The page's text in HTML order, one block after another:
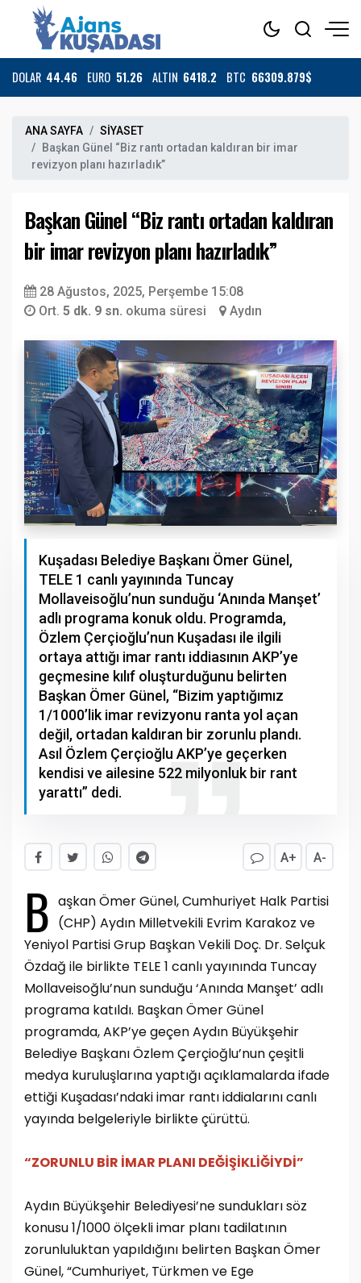
DOLAR 44.46 EURO 51.26 ALTIN 6418.2 BTC 66309.879$
ANA SAYFA
SİYASET
Başkan Günel “Biz rantı ortadan kaldıran bir imar
revizyon planı hazırladık”
Başkan Günel “Biz rantı ortadan kaldıran
bir imar revizyon planı hazırladık”
28 Ağustos, 2025, Perşembe 15:08
Ort. 5 dk. 9 sn. okuma süresi Aydın
Kuşadası Belediye Başkanı Ömer Günel,
TELE 1 canlı yayınında Tuncay
Mollaveisoğlu’nun sunduğu ‘Anında Manşet’
adlı programa konuk oldu. Programda,
Özlem Çerçioğlu’nun Kuşadası ile ilgili
ortaya attığı imar rantı iddiasının AKP’ye
geçmesine kılıf oluşturduğunu belirten
Başkan Ömer Günel, “Bizim yaptığımız
1/1000’lik imar revizyonu ranta yol açan
değil, ortadan kaldıran bir zorunlu plandı.
Asıl Özlem Çerçioğlu AKP’ye geçerken
kendisi ve ailesine 522 milyonluk bir rant
yarattı” dedi.
A+ A-
B aşkan Ömer Günel, Cumhuriyet Halk Partisi
(CHP) Aydın Milletvekili Evrim Karakoz ve
Yeniyol Partisi Grup Başkan Vekili Doç. Dr. Selçuk
Özdağ ile birlikte TELE 1 canlı yayınında Tuncay
Mollaveisoğlu’nun sunduğu ‘Anında Manşet’ adlı
programa katıldı. Başkan Ömer Günel
programda, AKP’ye geçen Aydın Büyükşehir
Belediye Başkanı Özlem Çerçioğlu’nun çeşitli
medya kuruluşlarına yaptığı açıklamalarda ifade
ettiği Kuşadası’ndaki imar rantı iddialarını canlı
yayında belgeleriyle birlikte çürüttü.
“ZORUNLU BİR İMAR PLANI DEĞİŞİKLİĞİYDİ”
Aydın Büyükşehir Belediyesi’ne sundukları söz
konusu 1/1000 ölçekli imar planı tadilatının
zorunluluktan yapıldığını belirten Başkan Ömer
Günel, “Cumhuriyet, Türkmen ve Ege